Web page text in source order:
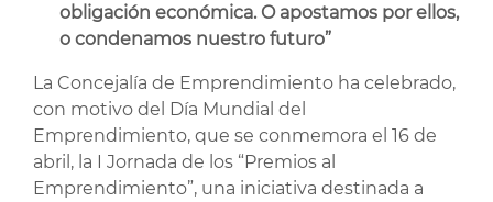
obligación económica. O apostamos por ellos,
o condenamos nuestro futuro”
La Concejalía de Emprendimiento ha celebrado,
con motivo del Día Mundial del
Emprendimiento, que se conmemora el 16 de
abril, la I Jornada de los “Premios al
Emprendimiento”, una iniciativa destinada a